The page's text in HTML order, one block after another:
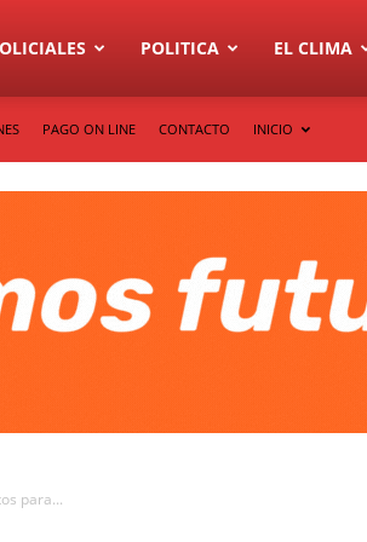
POLITICA EL CLIMA
PAGO ON LINE CONTACTO INICIO
para...